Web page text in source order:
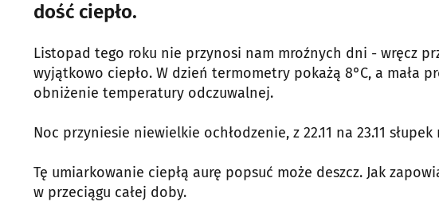
dość ciepło.
Listopad tego roku nie przynosi nam mroźnych dni - wręcz
wyjątkowo ciepło. W dzień termometry pokażą 8°C, a mała
obniżenie temperatury odczuwalnej.
Noc przyniesie niewielkie ochłodzenie, z 22.11 na 23.11
Tę umiarkowanie ciepłą aurę popsuć może deszcz. Jak
w przeciągu całej doby.